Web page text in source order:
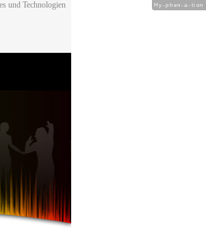
und Technologien
Hy-phen-a-tion